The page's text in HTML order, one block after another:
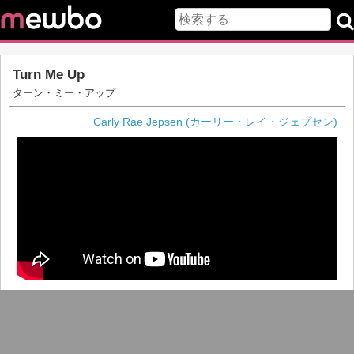
Turn Me Up
ターン・ミー・アップ
Carly Rae Jepsen (カーリー・レイ・ジェプセン)